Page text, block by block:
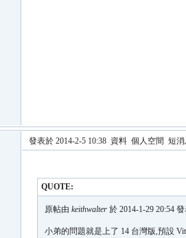
發表於 2014-2-5 10:38 資料 個人空間 短消
QUOTE:
原帖由 keithwalter於 2014-1-29 20:54
小弟的問題就是上了 14 台灣版,預設